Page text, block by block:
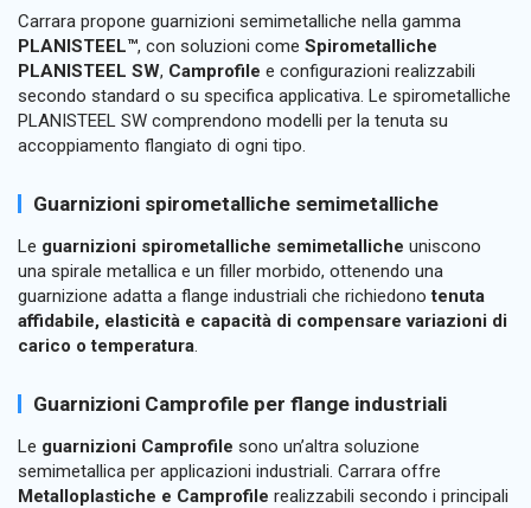
Carrara propone guarnizioni semimetalliche nella gamma
PLANISTEEL™, con soluzioni come Spirometalliche
PLANISTEEL SW, Camprofile e configurazioni realizzabili
secondo standard o su specifica applicativa. Le spirometalliche
PLANISTEEL SW comprendono modelli per la tenuta su
accoppiamento flangiato di ogni tipo.
Guarnizioni spirometalliche semimetalliche
Le guarnizioni spirometalliche semimetalliche uniscono
una spirale metallica e un filler morbido, ottenendo una
guarnizione adatta a flange industriali che richiedonotenuta
affidabile, elasticità e capacità di compensare variazioni di
carico o temperatura.
Guarnizioni Camprofile per flange industriali
Le guarnizioni Camprofile sono un’altra soluzione
semimetallica per applicazioni industriali. Carrara offre
Metalloplastiche e Camprofile realizzabili secondo i principali